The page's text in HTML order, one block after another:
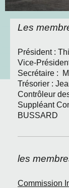
Les
Président :
Vice-
Secrétaire :
Trésorier :
Contrôleur
Suppléant
BUSSARD
les
Commission